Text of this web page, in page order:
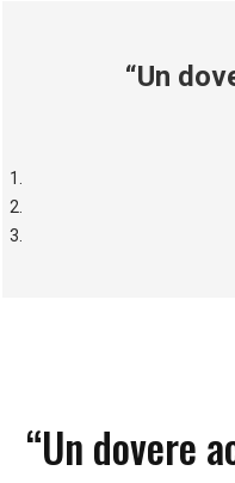
“Un
“Un dovere